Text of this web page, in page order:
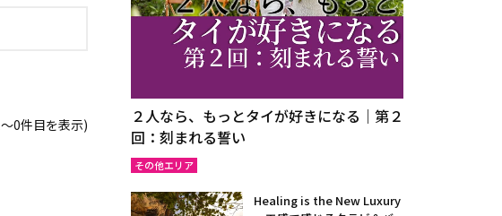
0件目を表示)
２人なら、もっとタイが好きになる｜第２
回：刻まれる誓い
その他エリア
Healing is the New Luxury